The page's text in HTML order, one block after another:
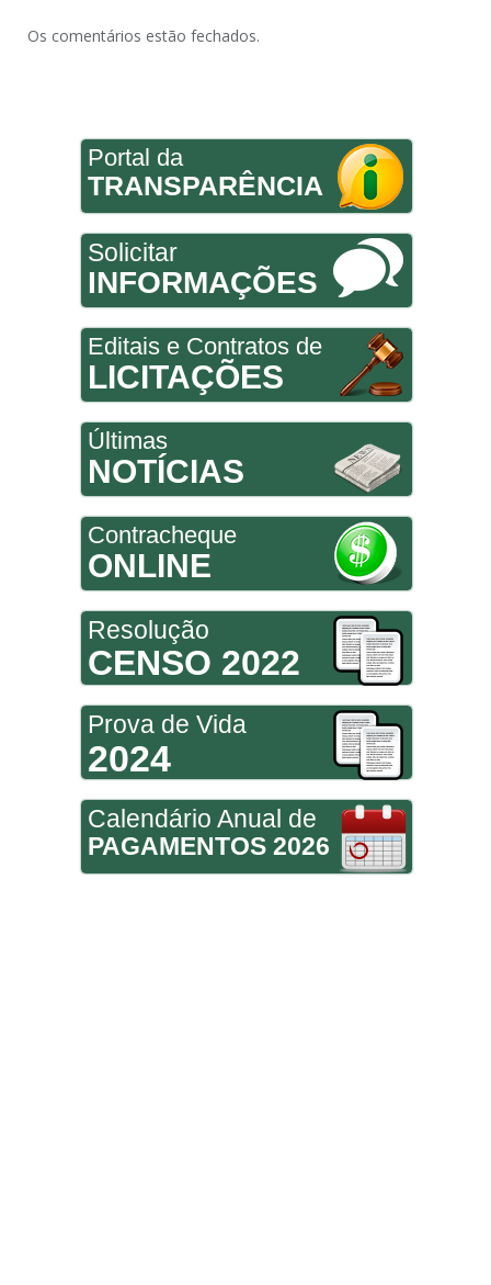
Os comentários estão fechados.
Portal da
TRANSPARÊNCIA
Solicitar
INFORMAÇÕES
Editais e Contratos de
LICITAÇÕES
Últimas
NOTÍCIAS
Contracheque
ONLINE
Resolução
CENSO 2022
Prova de Vida
2024
Calendário Anual de
PAGAMENTOS 2026